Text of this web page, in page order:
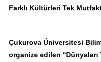
Farklı Kültürleri Tek
Çukurova Üniversitesi
organize edilen “Dünyaları